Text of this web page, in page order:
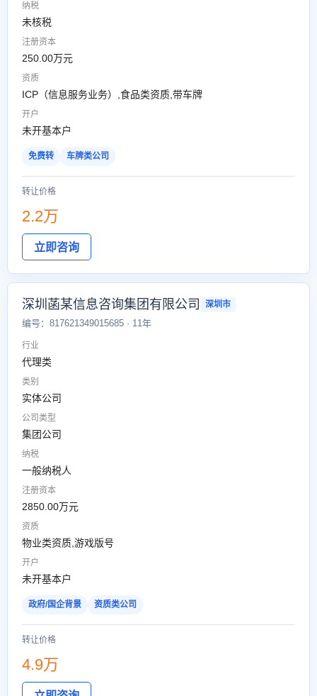
纳税
未核税
注册资本
250.00万元
资质
ICP（信息服务业务）,食品类资质,带车牌
开户
未开基本户
免费转 车牌类公司
转让价格
2.2万
立即咨询
深圳菡某信息咨询集团有限公司 深圳市
编号：817621349015685 · 11年
行业
代理类
类别
实体公司
公司类型
集团公司
纳税
一般纳税人
注册资本
2850.00万元
资质
物业类资质,游戏版号
开户
未开基本户
政府/国企背景 资质类公司
转让价格
4.9万